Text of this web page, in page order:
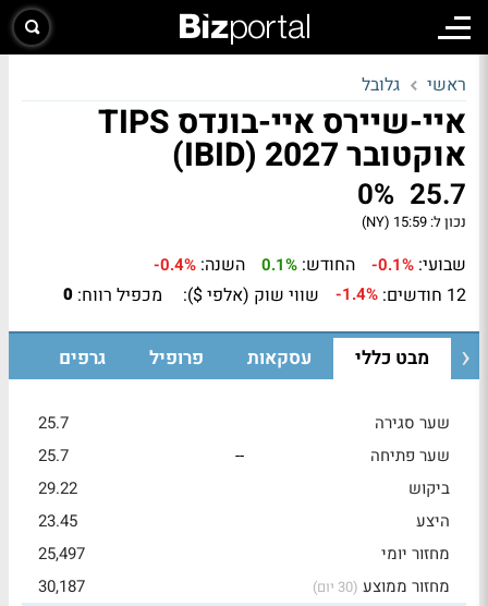
ראשי גלובל
איי-שיירס איי-בונדס TIPS
אוקטובר 2027 (IBID)
25.7
0%
נכון ל: 15:59 (NY)
שבועי: -0.1% החודש: 0.1% השנה: -0.4%
12 חודשים: -1.4% שווי שוק (אלפי $): מכפיל רווח: 0
מבט כללי עסקאות פרופיל גרפים
שער סגירה
25.7
שער פתיחה
--
25.7
ביקוש
29.22
היצע
23.45
מחזור יומי
25,497
מחזור ממוצע (30 יום)
30,187